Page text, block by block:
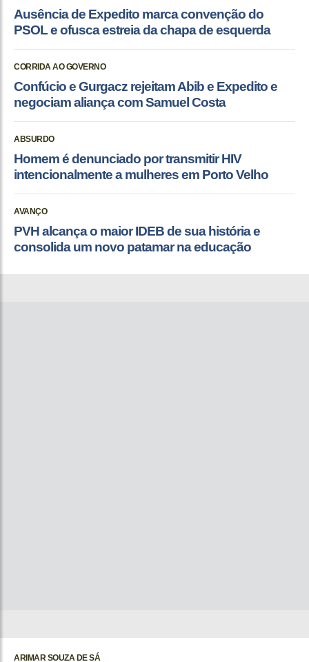
Ausência de Expedito marca convenção do
PSOL e ofusca estreia da chapa de esquerda
CORRIDA AO GOVERNO
Confúcio e Gurgacz rejeitam Abib e Expedito e
negociam aliança com Samuel Costa
ABSURDO
Homem é denunciado por transmitir HIV
intencionalmente a mulheres em Porto Velho
AVANÇO
PVH alcança o maior IDEB de sua história e
consolida um novo patamar na educação
ARIMAR SOUZA DE SÁ